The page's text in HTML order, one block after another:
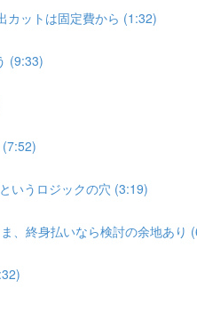
ットは固定費から (1:32)
(9:33)
いうロジックの穴 (3:19)
、終身払いなら検討の余地あり